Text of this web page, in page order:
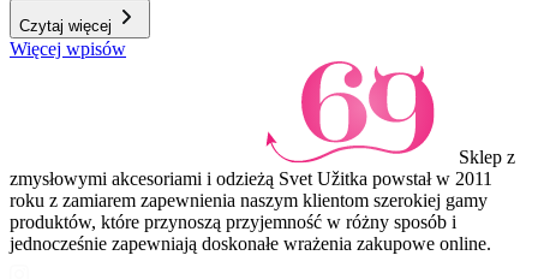
Czytaj więcej
Więcej wpisów
Sklep z
zmysłowymi akcesoriami i odzieżą Svet Užitka powstał w 2011
roku z zamiarem zapewnienia naszym klientom szerokiej gamy
produktów, które przynoszą przyjemność w różny sposób i
jednocześnie zapewniają doskonałe wrażenia zakupowe online.